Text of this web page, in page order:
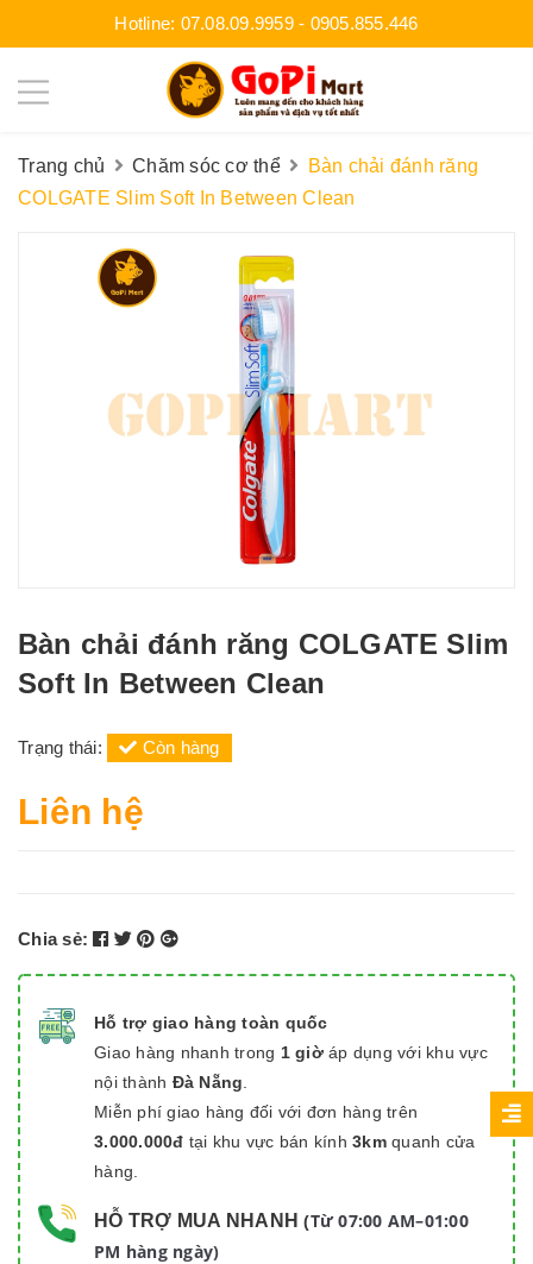
Hotline: 07.08.09.9959- 0905.855.446
Trang chủ Chăm sóc cơ thể
Bàn chải đánh răng
COLGATE Slim Soft In Between Clean
Bàn chải đánh răng COLGATE Slim
Soft In Between Clean
Trạng thái: Còn hàng
Liên hệ
Chia sẻ:
Hỗ trợ giao hàng toàn quốc
Giao hàng nhanh trong 1 giờáp dụng với khu vực
nội thành Đà Nẵng
Miễn phí giao hàng đối với đơn hàng trên
3.000.000đ tại khu vực bán kính 3kmquanh cửa
hàng.
HỖ TRỢ MUA NHANH (Từ 07:00 AM–01:00
PM hàng ngày)